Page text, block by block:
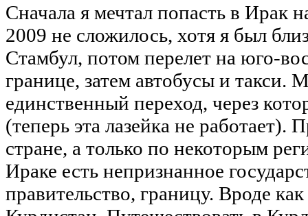
Сначала я мечтал попасть в Ирак
2009 не сложилось, хотя я был
Стамбул, потом перелет на юго-
границе, затем автобусы и
единственный переход, через
(теперь эта лазейка не работает).
стране, а только по некоторым
Ираке есть непризнанное
правительство, границу. Вроде